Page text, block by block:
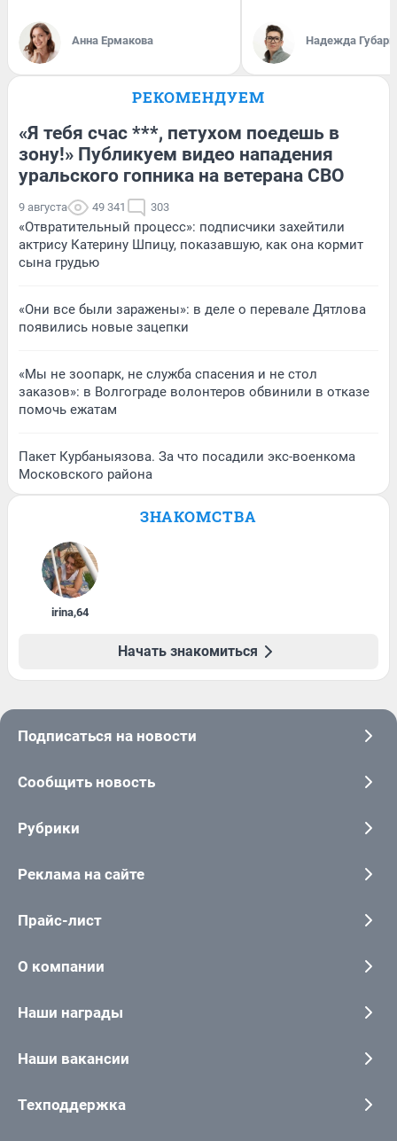
Анна Ермакова Надежда Губарь
РЕКОМЕНДУЕМ
«Я тебя счас ***, петухом поедешь в
зону!» Публикуем видео нападения
уральского гопника на ветерана СВО
9 августа 49 341 303
«Отвратительный процесс»: подписчики захейтили
актрису Катерину Шпицу, показавшую, как она кормит
сына грудью
«Они все были заражены»: в деле о перевале Дятлова
появились новые зацепки
«Мы не зоопарк, не служба спасения и не стол
заказов»: в Волгограде волонтеров обвинили в отказе
помочь ежатам
Пакет Курбаныязова. За что посадили экс-военкома
Московского района
ЗНАКОМСТВА
irina,64
Начать знакомиться
Подписаться на новости
Сообщить новость
Рубрики
Реклама на сайте
Прайс-лист
О компании
Наши награды
Наши вакансии
Техподдержка